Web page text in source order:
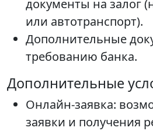
документы на залог
или автотранспорт).
Дополнительные
требованию банка.
Дополнительные
Онлайн-заявка:
заявки и получения